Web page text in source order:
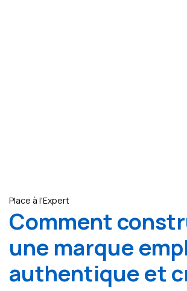
Place à l'Expert
Comment
une marque
authentique et